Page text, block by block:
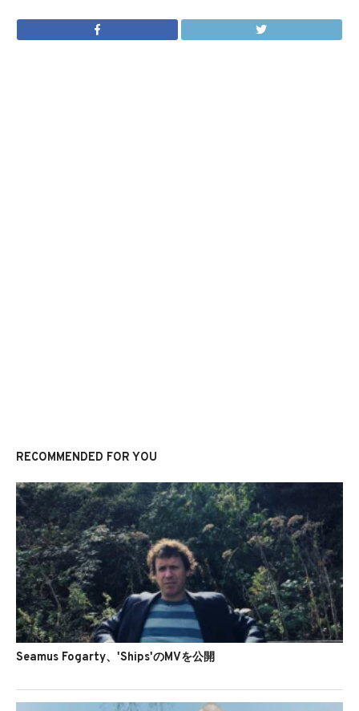
RECOMMENDED FOR YOU
Seamus Fogarty、'Ships'のMVを公開